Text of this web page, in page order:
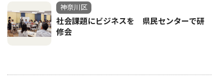
神奈川区
社会課題にビジネスを 県民センターで研
修会